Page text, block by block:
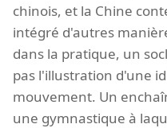
chinois, et la Chine
intégré d'autres
dans la pratique, un
pas l'illustration d'une
mouvement. Un
une gymnastique à